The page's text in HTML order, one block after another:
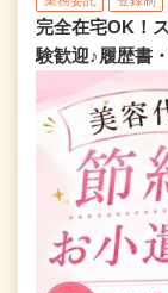
完全在宅OK！
験歓迎♪履歴書